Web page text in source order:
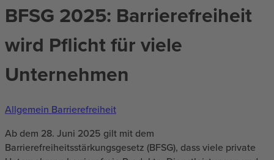
BFSG 2025: Barrierefreiheit
wird Pflicht für viele
Unternehmen
Allgemein Barrierefreiheit
Ab dem 28. Juni 2025 gilt mit dem
Barrierefreiheitsstärkungsgesetz (BFSG), dass viele private